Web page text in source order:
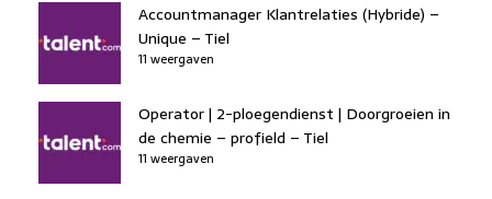
Accountmanager Klantrelaties (Hybride) –
Unique – Tiel
11 weergaven
Operator | 2-ploegendienst | Doorgroeien in
de chemie – profield – Tiel
11 weergaven